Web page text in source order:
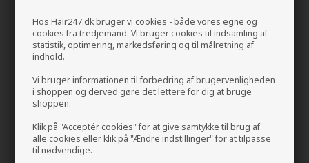
Hos Hair247.dk bruger vi cookies - både vores egne og
cookies fra tredjemand. Vi bruger cookies til indsamling af
statistik, optimering, markedsføring og til målretning af
indhold.
Vi bruger informationen til forbedring af brugervenligheden
i shoppen og derved gøre det lettere for dig at bruge
shoppen.
Klik på "Acceptér cookies" for at give samtykke til brug af
alle cookies eller klik på "Ændre indstillinger" for at tilpasse
til nødvendige.